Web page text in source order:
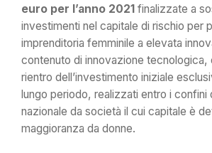
euro per l’anno 2021 finalizzate a
investimenti nel capitale di rischio per
imprenditoria femminile a elevata
contenuto di innovazione tecnologica,
rientro dell’investimento iniziale
lungo periodo, realizzati entro i confini
nazionale da società il cui capitale è
maggioranza da donne.